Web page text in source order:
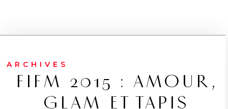
ARCHIVES
FIFM 2015 : AMOUR,
GLAM ET TAPIS